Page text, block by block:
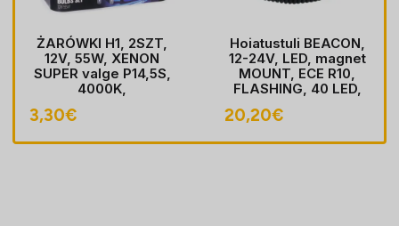
ŻARÓWKI H1, 2SZT,
12V, 55W, XENON
SUPER valge P14,5S,
4000K,
3,30€
Hoiatustuli BEACON,
12-24V, LED, magnet
MOUNT, ECE R10,
FLASHING, 40 LED,
sobib LIGHTER pesa
20,20€